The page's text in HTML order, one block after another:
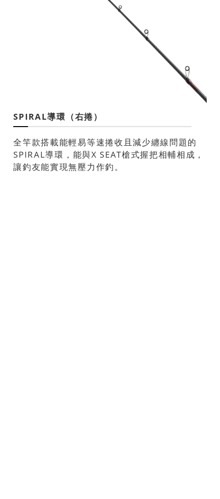
SPIRAL導環（右捲）
全竿款搭載能輕易等速捲收且減少纏線問題的
SPIRAL導環，能與X SEAT槍式握把相輔相成，
讓釣友能實現無壓力作釣。